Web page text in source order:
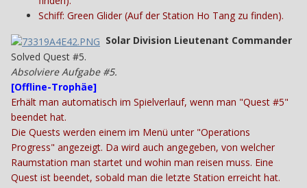
Schiff: Green Glider (Auf der Station Ho Tang zu finden).
Solar Division Lieutenant Commander
Solved Quest #5.
Absolviere Aufgabe #5.
[Offline-Trophäe]
Erhält man automatisch im Spielverlauf, wenn man "Quest #5"
beendet hat.
Die Quests werden einem im Menü unter "Operations
Progress" angezeigt. Da wird auch angegeben, von welcher
Raumstation man startet und wohin man reisen muss. Eine
Quest ist beendet, sobald man die letzte Station erreicht hat.